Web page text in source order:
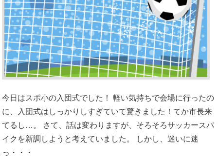
今日はスポ小の入団式でした！ 軽い気持ちで会場に行ったの
に、入団式はしっかりしすぎていて驚きました！てか市長来
てるし…。 さて、話は変わりますが、そろそろサッカースパ
イクを新調しようと考えていました。 しかし、迷いに迷
っ・・・